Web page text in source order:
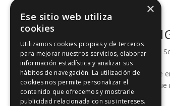
TALLER DE
porCarmen|Dic 19, 2022
La lectura del rostro consiste
la comunicación no verbal
realizarse...
×
Ese sitio web utiliza
cookies
Utilizamos cookies propias y de terceros
para mejorar nuestros servicios, elaborar
información estadística y analizar sus
hábitos de navegación. La utilización de
cookies nos permite personalizar el
contenido que ofrecemos y mostrarle
publicidad relacionada con sus intereses.